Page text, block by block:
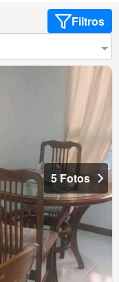
Filtros
5 Fotos